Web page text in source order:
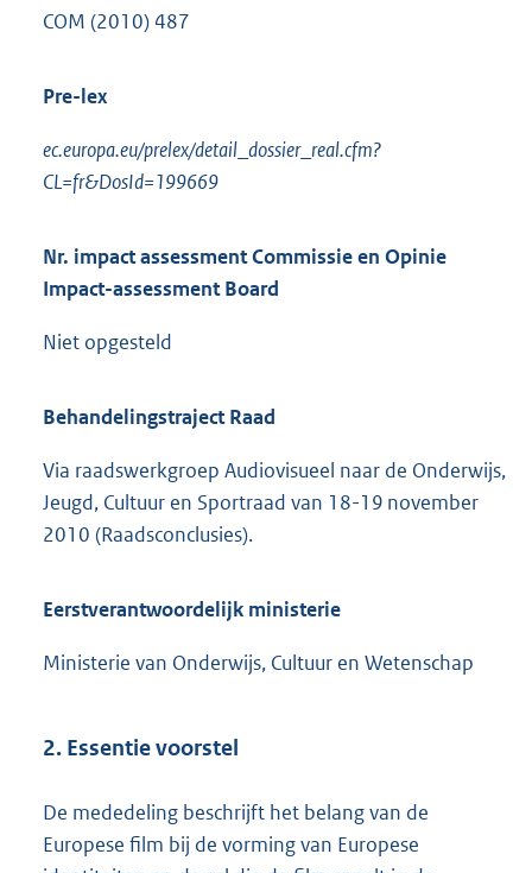
COM (2010) 487
Pre-lex
ec.europa.eu/prelex/detail_dossier_real.cfm?
CL=fr&DosId=199669
Nr. impact assessment Commissie en Opinie
Impact-assessment Board
Niet opgesteld
Behandelingstraject Raad
Via raadswerkgroep Audiovisueel naar de Onderwijs,
Jeugd, Cultuur en Sportraad van 18-19 november
2010 (Raadsconclusies).
Eerstverantwoordelijk ministerie
Ministerie van Onderwijs, Cultuur en Wetenschap
2. Essentie voorstel
De mededeling beschrijft het belang van de
Europese film bij de vorming van Europese